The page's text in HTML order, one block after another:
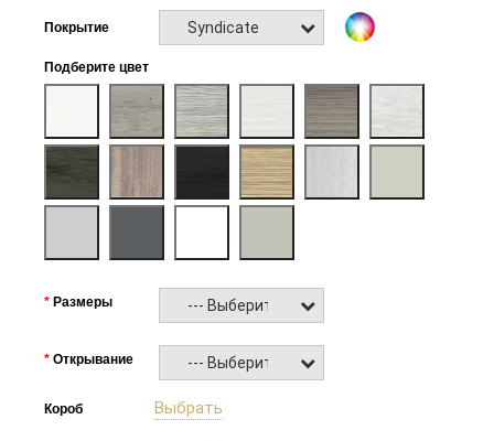
Покрытие Syndicate
Подберите цвет
Размеры --- Выберите ---
Открывание --- Выберите ---
Короб Выбрать